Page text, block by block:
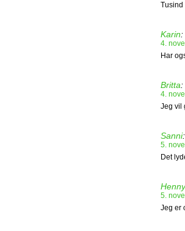
Tusind
Karin:
4.
Har
Britta:
4.
Jeg vil
Sanni:
5.
Det
Henny
5.
Jeg er